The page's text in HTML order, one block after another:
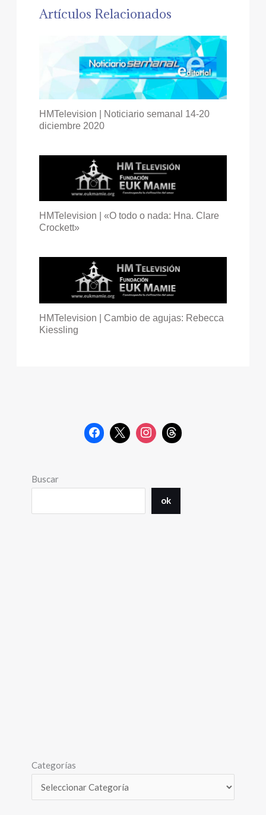
Artículos Relacionados
HMTelevision | Noticiario semanal 14-20
diciembre 2020
HMTelevision | «O todo o nada: Hna. Clare
Crockett»
HMTelevision | Cambio de agujas: Rebecca
Kiessling
Buscar
ok
Categorías